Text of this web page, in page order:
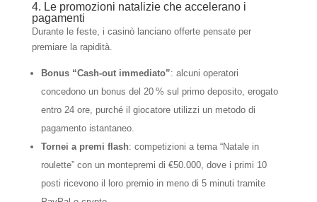
4. Le promozioni natalizie che accelerano i
pagamenti
Durante le feste, i casinò lanciano offerte pensate per
premiare la rapidità.
Bonus “Cash‑out immediato”: alcuni operatori
concedono un bonus del 20 % sul primo deposito, erogato
entro 24 ore, purché il giocatore utilizzi un metodo di
pagamento istantaneo.
Tornei a premi flash: competizioni a tema “Natale in
roulette” con un montepremi di €50.000, dove i primi 10
posti ricevono il loro premio in meno di 5 minuti tramite